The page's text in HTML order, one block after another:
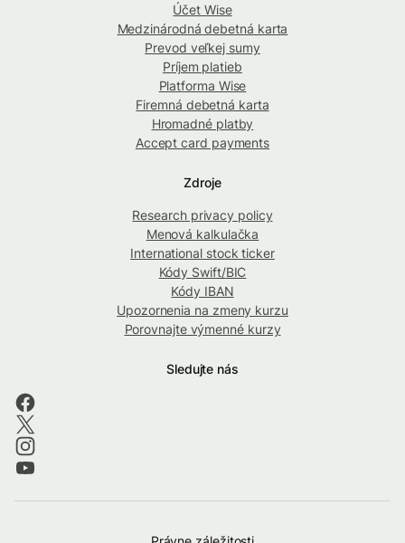
Účet Wise
Medzinárodná debetná karta
Prevod veľkej sumy
Príjem platieb
Platforma Wise
Firemná debetná karta
Hromadné platby
Accept card payments
Zdroje
Research privacy policy
Menová kalkulačka
International stock ticker
Kódy Swift/BIC
Kódy IBAN
Upozornenia na zmeny kurzu
Porovnajte výmenné kurzy
Sledujte nás